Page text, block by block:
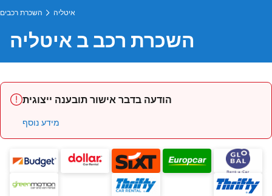
השכרת רכבים איטליה
השכרת רכב ב איטליה
הודעה בדבר אישור תובענה ייצוגית
מידע נוסף